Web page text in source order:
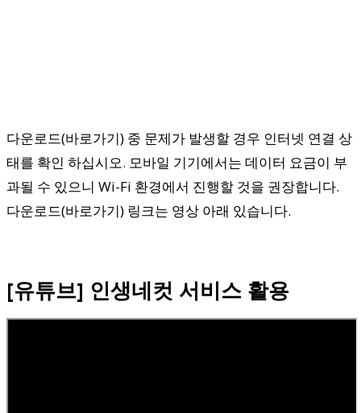
다운로드(바로가기) 중 문제가 발생할 경우 인터넷 연결 상
태를 확인 하십시오. 모바일 기기에서는 데이터 요금이 부
과될 수 있으니 Wi-Fi 환경에서 진행할 것을 권장합니다.
다운로드(바로가기) 링크는 영상 아래 있습니다.
[유튜브] 인생네컷 서비스 활용